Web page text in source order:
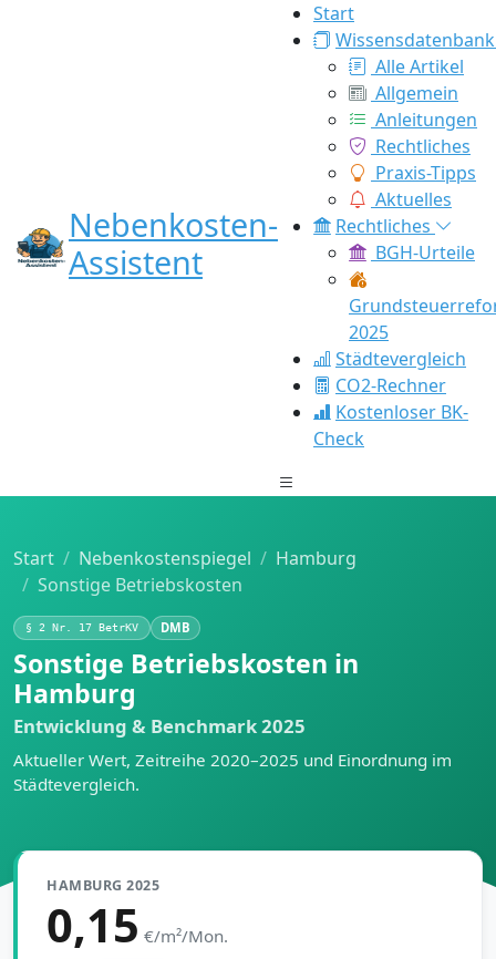
Nebenkosten-
Assistent
Start
Wissensdatenbank
Alle Artikel
Allgemein
Anleitungen
Rechtliches
Praxis-Tipps
Aktuelles
Rechtliches
BGH-Urteile
2025
Städtevergleich
CO2-Rechner
Kostenloser BK-
Check
Start Nebenkostenspiegel
Hamburg
Sonstige Betriebskosten
§ 2 Nr. 17 BetrKV DMB
Sonstige Betriebskosten in
Hamburg
Entwicklung & Benchmark 2025
Aktueller Wert, Zeitreihe 2020–2025 und Einordnung im
Städtevergleich.
HAMBURG 2025
0,15 €/m²/Mon.